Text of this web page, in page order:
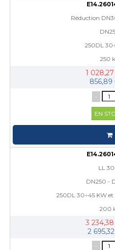
Réduction
250DL
250
1
856,89
-
EN
LL
DN250 -
250DL 30÷45 KW et
200
3
2
-